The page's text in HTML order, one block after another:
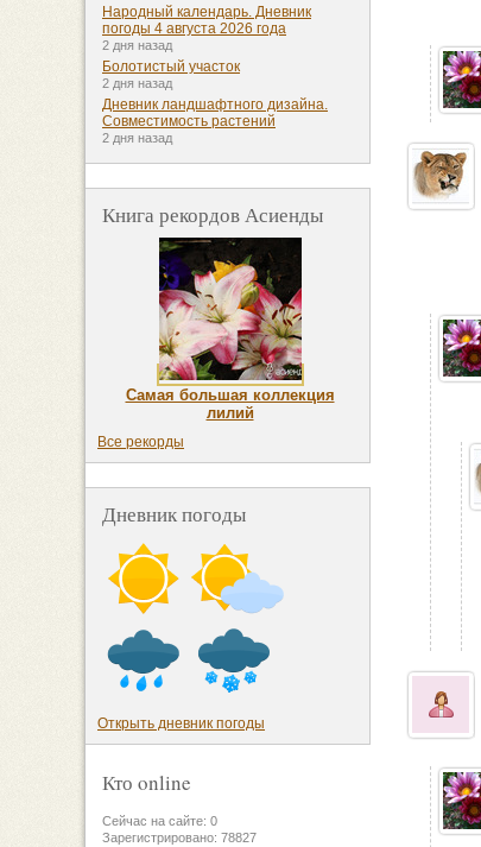
Народный календарь. Дневник
погоды 4 августа 2026 года
2 дня назад
Болотистый участок
2 дня назад
Дневник ландшафтного дизайна.
Совместимость растений
2 дня назад
Книга рекордов Асиенды
Самая большая коллекция
лилий
Все рекорды
Дневник погоды
Открыть дневник погоды
Кто online
Сейчас на сайте: 0
Зарегистрировано: 78827